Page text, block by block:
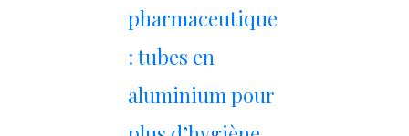
pharmaceutique
: tubes en
aluminium pour